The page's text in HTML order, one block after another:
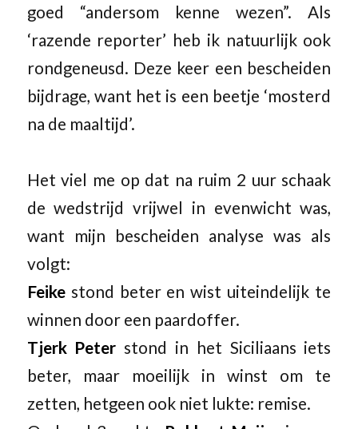
goed “andersom kenne wezen”. Als
‘razende reporter’ heb ik natuurlijk ook
rondgeneusd. Deze keer een bescheiden
bijdrage, want het is een beetje ‘mosterd
na de maaltijd’.
Het viel me op dat na ruim 2 uur schaak
de wedstrijd vrijwel in evenwicht was,
want mijn bescheiden analyse was als
volgt:
Feike stond beter en wist uiteindelijk te
winnen door een paardoffer.
Tjerk Peter stond in het Siciliaans iets
beter, maar moeilijk in winst om te
zetten, hetgeen ook niet lukte: remise.